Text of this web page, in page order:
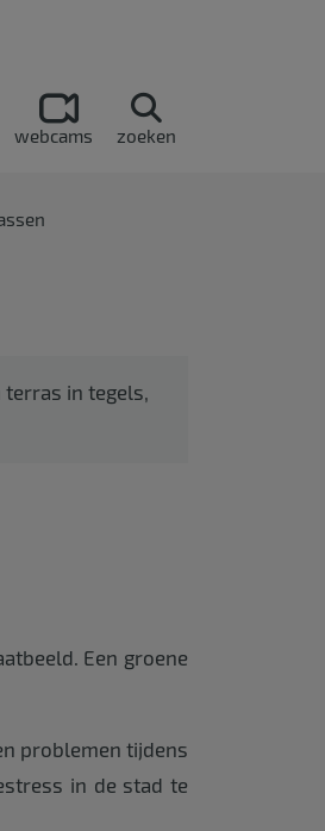
webcams zoeken
terras in tegels,
Een groene
problemen tijdens
in de stad te